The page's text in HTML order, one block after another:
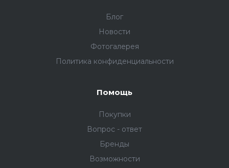
Блог
Новости
Фотогалерея
Политика конфиденциальности
Помощь
Покупки
Вопрос - ответ
Бренды
Возможности